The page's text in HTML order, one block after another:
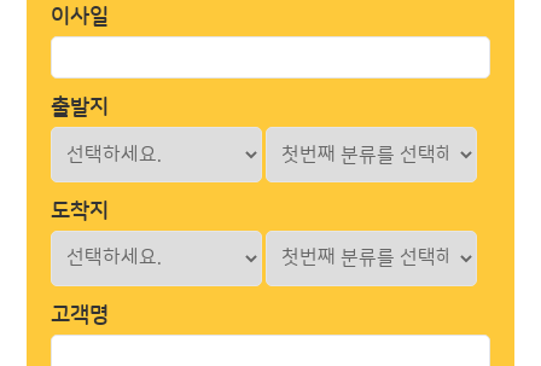
이사일
출발지
도착지
고객명